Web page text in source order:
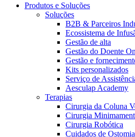
Catálogo de Produtos
Encontre o produto que procura.
da B. Braun com o nosso
Centro de Inovação
Vamos impulsionar juntos a
Saiba mais sobre o nosso centro
Produtos e Soluções
Soluções
B2B & Parceiros
Ecossistema de
Gestão de alta
Gestão do Doente
Gestão e
Kits personalizados
Serviço de
Aesculap Academy
Terapias
Cirurgia da Coluna
Cirurgia
Cirurgia Robótica
Cuidados de Ostomia